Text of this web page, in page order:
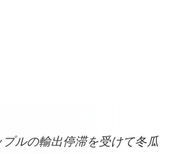
ルの輸出停滞を受けて冬瓜